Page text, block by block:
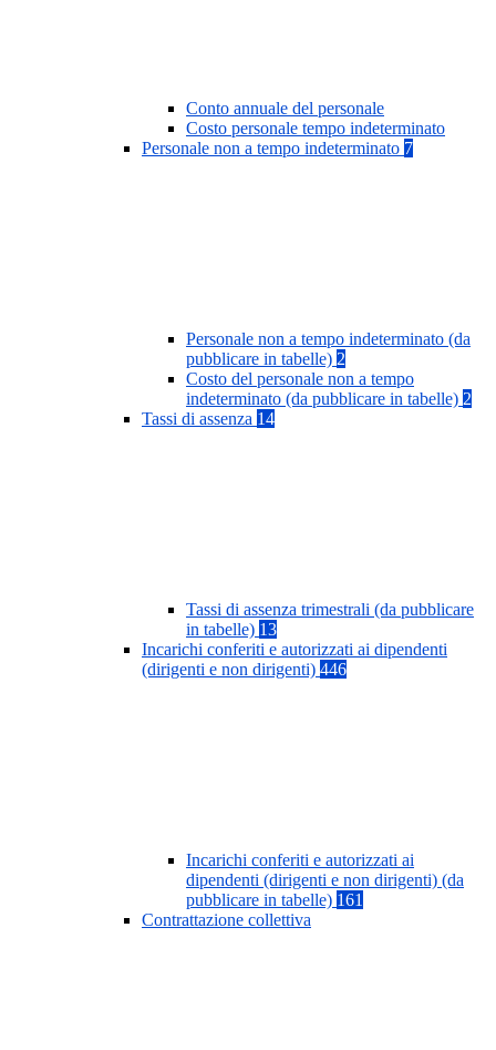
Conto annuale del personale
Costo personale tempo indeterminato
Personale non a tempo indeterminato 7
Personale non a tempo indeterminato (da
pubblicare in tabelle) 2
Costo del personale non a tempo
indeterminato (da pubblicare in tabelle) 2
Tassi di assenza 14
Tassi di assenza trimestrali (da pubblicare
in tabelle) 13
Incarichi conferiti e autorizzati ai dipendenti
(dirigenti e non dirigenti) 446
Incarichi conferiti e autorizzati ai
dipendenti (dirigenti e non dirigenti) (da
pubblicare in tabelle) 161
Contrattazione collettiva